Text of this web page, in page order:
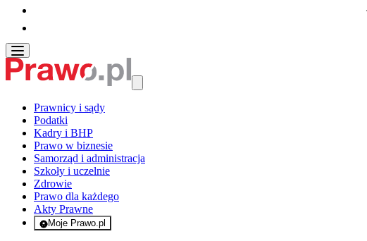
Prawnicy i sądy
Podatki
Kadry i BHP
Prawo w biznesie
Samorząd i administracja
Szkoły i uczelnie
Zdrowie
Prawo dla każdego
Akty Prawne
Moje Prawo.pl
- rejestracja i logowanie do serwisu